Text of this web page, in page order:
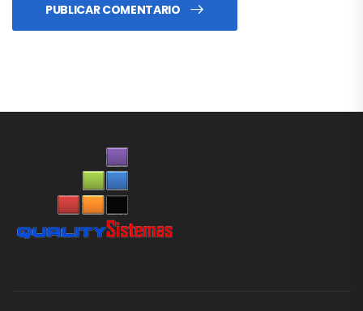
PUBLICAR COMENTARIO